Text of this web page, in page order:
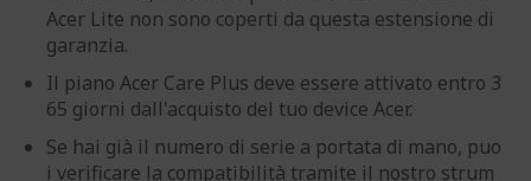
Acer Lite non sono coperti da questa estensione di
garanzia.
Il piano Acer Care Plus deve essere attivato entro 3
65 giorni dall'acquisto del tuo device Acer.
Se hai già il numero di serie a portata di mano, puo
i verificare la compatibilità tramite il nostro strum